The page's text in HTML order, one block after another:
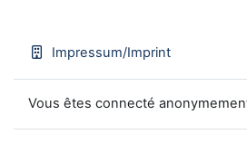
Impressum/Imprint
Vous êtes connecté